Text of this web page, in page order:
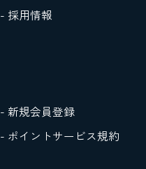
- 採用情報
- 新規会員登録
- ポイントサービス規約